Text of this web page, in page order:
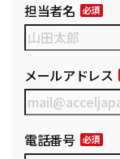
担当者名
メールアドレス
電話番号